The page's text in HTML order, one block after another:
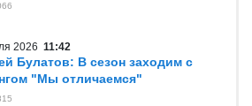
2026 11:42
Булатов: В сезон заходим с
"Мы отличаемся"